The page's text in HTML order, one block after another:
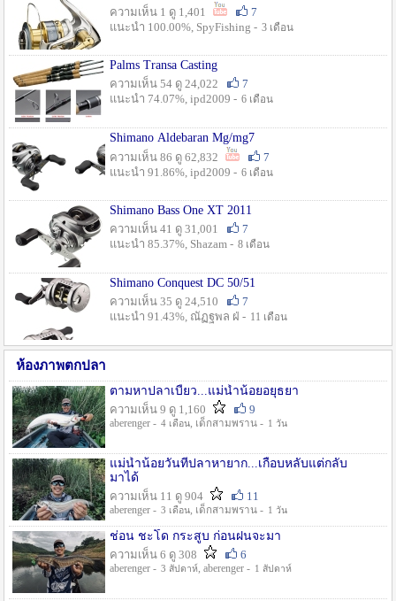
ความเห็น 1 ดู 1,401
7
แนะนำ 100.00%, SpyFishing - 3 เดือน
Palms Transa Casting
ความเห็น 54 ดู 24,022
7
แนะนำ 74.07%, ipd2009 - 6 เดือน
Shimano Aldebaran Mg/mg7
ความเห็น 86 ดู 62,832
7
แนะนำ 91.86%, ipd2009 - 6 เดือน
Shimano Bass One XT 2011
ความเห็น 41 ดู 31,001
7
แนะนำ 85.37%, Shazam - 8 เดือน
Shimano Conquest DC 50/51
ความเห็น 35 ดู 24,510
7
แนะนำ 91.43%, ณัฏฐพล ฝ่ - 11 เดือน
ห้องภาพตกปลา
ตามหาปลาเบี้ยว...แม่น้ำน้อยอยุธยา
ความเห็น 9 ดู 1,160
9
aberenger - 4 เดือน, เด็กสามพราน - 1 วัน
แม่น้ำน้อยวันที่ปลาหายาก...เกือบหลับแต่กลับ
มาได้
ความเห็น 11 ดู 904
11
aberenger - 3 เดือน, เด็กสามพราน - 1 วัน
ช่อน ชะโด กระสูบ ก่อนฝนจะมา
ความเห็น 6 ดู 308
6
aberenger - 3 สัปดาห์, aberenger - 1 สัปดาห์